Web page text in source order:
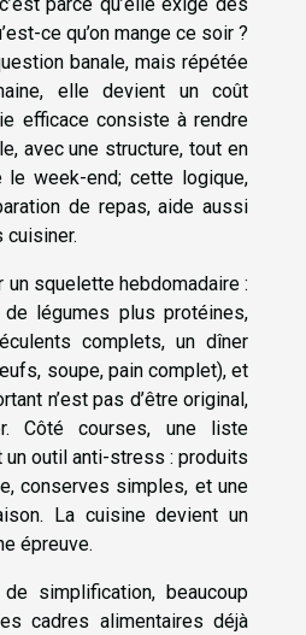
ce qu’on mange ce soir ?
banale, mais répétée
elle devient un coût
efficace consiste à rendre
avec une structure, tout en
le week-end; cette logique,
de repas, aide aussi
cuisiner.
un squelette hebdomadaire :
légumes plus protéines,
complets, un dîner
soupe, pain complet), et
n’est pas d’être original,
Côté courses, une liste
un outil anti-stress : produits
conserves simples, et une
La cuisine devient un
épreuve.
simplification, beaucoup
cadres alimentaires déjà